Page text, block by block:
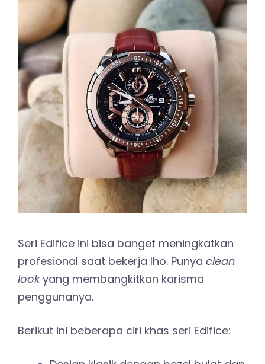
Seri Edifice ini bisa banget meningkatkan
profesional saat bekerja lho. Punya clean
lookyang membangkitkan karisma
penggunanya.
Berikut ini beberapa ciri khas seri Edifice: